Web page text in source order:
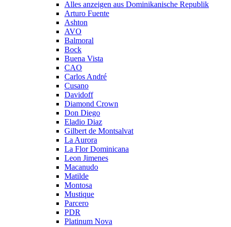
Alles anzeigen aus Dominikanische Republik
Arturo Fuente
Ashton
AVO
Balmoral
Bock
Buena Vista
CAO
Carlos André
Cusano
Davidoff
Diamond Crown
Don Diego
Eladio Diaz
Gilbert de Montsalvat
La Aurora
La Flor Dominicana
Leon Jimenes
Macanudo
Matilde
Montosa
Mustique
Parcero
PDR
Platinum Nova